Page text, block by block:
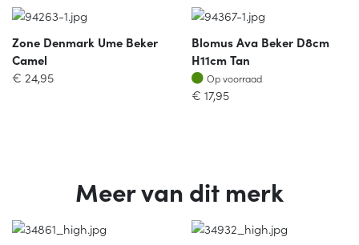
Zone Denmark Ume Beker
Camel
€ 24,95
Blomus Ava Beker D8cm
H11cm Tan
Op voorraad
Op voorraad
€ 17,95
Meer van dit merk